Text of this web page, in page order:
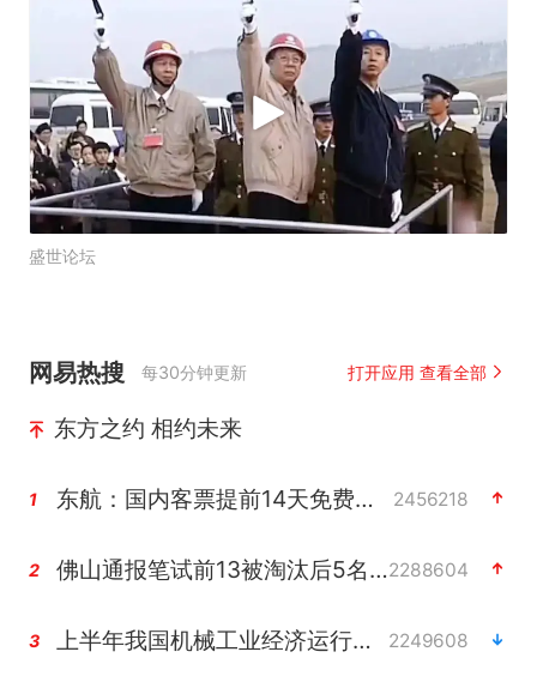
盛世论坛
网易热搜 每30分钟更新 打开应用 查看全部
东方之约 相约未来
1 东航：国内客票提前14天免费退改 2456218
2 佛山通报笔试前13被淘汰后5名进体检2288604
3 上半年我国机械工业经济运行稳中有进 2249608